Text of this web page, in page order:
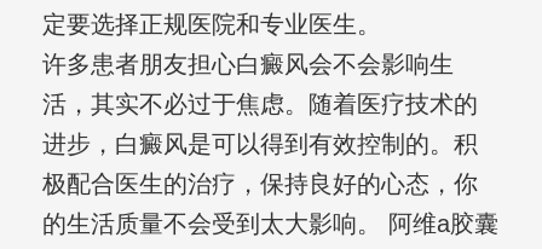
定要选择正规医院和专业医生。
许多患者朋友担心白癜风会不会影响生
活，其实不必过于焦虑。随着医疗技术的
进步，白癜风是可以得到有效控制的。积
极配合医生的治疗，保持良好的心态，你
的生活质量不会受到太大影响。 阿维a胶囊